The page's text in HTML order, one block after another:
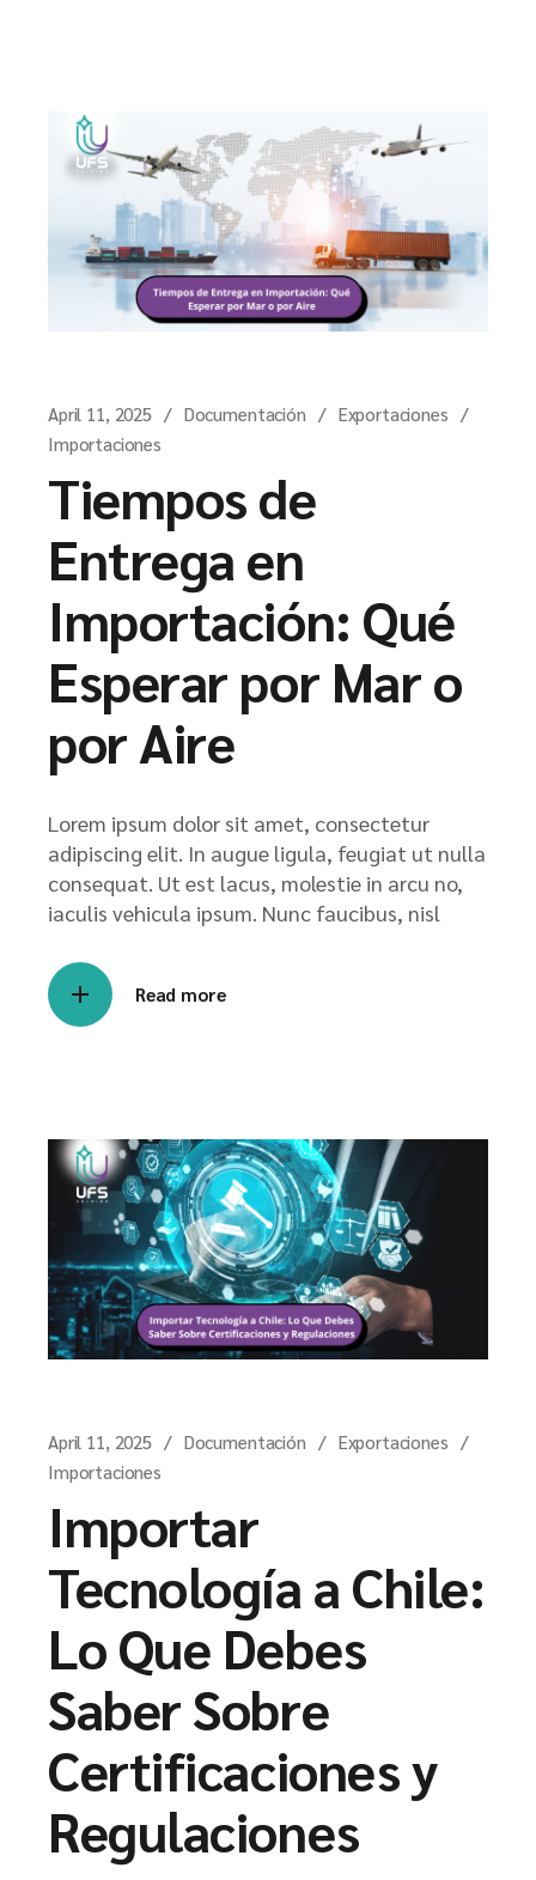
April 11, 2025 Documentación
Exportaciones
Importaciones
Tiempos de
Entrega en
Importación: Qué
Esperar por Mar o
por Aire
Lorem ipsum dolor sit amet, consectetur
adipiscing elit. In augue ligula, feugiat ut nulla
consequat. Ut est lacus, molestie in arcu no,
iaculis vehicula ipsum. Nunc faucibus, nisl
Read more
April 11, 2025 Documentación
Exportaciones
Importaciones
Importar
Tecnología a Chile:
Lo Que Debes
Saber Sobre
Certificaciones y
Regulaciones